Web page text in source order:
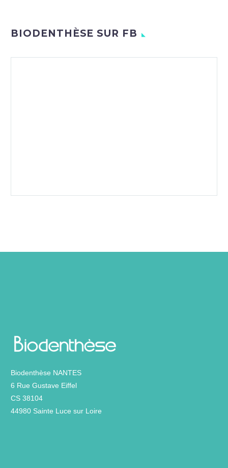
BIODENTHÈSE SUR FB
Biodenthèse NANTES
6 Rue Gustave Eiffel
CS 38104
44980 Sainte Luce sur Loire